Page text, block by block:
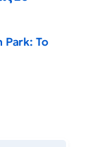
Park: Το